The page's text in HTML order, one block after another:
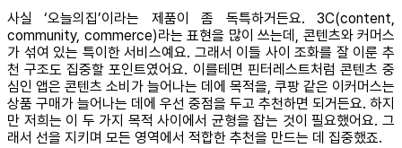
사실 ‘오늘의집’이라는 제품이 좀 독특하거든요. 3C(content,
community, commerce)라는 표현을 많이 쓰는데, 콘텐츠와 커머스
가 섞여 있는 특이한 서비스예요. 그래서 이들 사이 조화를 잘 이룬 추
천 구조도 집중할 포인트였어요. 이를테면 핀터레스트처럼 콘텐츠 중
심인 앱은 콘텐츠 소비가 늘어나는 데에 목적을, 쿠팡 같은 이커머스는
상품 구매가 늘어나는 데에 우선 중점을 두고 추천하면 되거든요. 하지
만 저희는 이 두 가지 목적 사이에서 균형을 잡는 것이 필요했어요. 그
래서 선을 지키며 모든 영역에서 적합한 추천을 만드는 데 집중했죠.